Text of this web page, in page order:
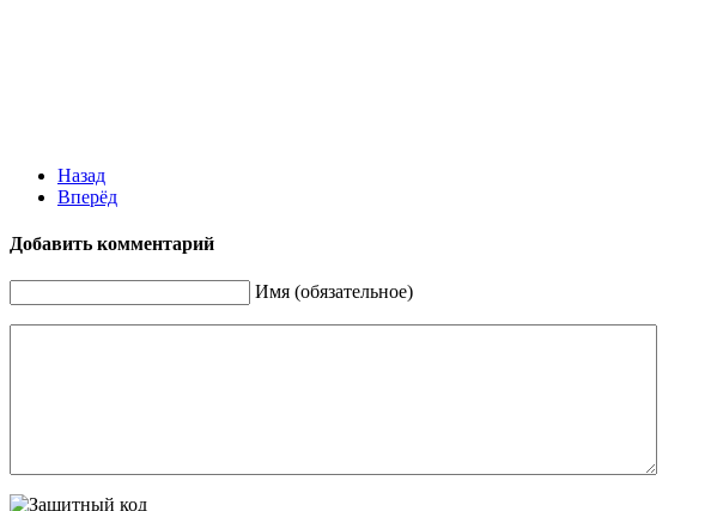
Назад
Вперёд
Добавить комментарий
Имя (обязательное)